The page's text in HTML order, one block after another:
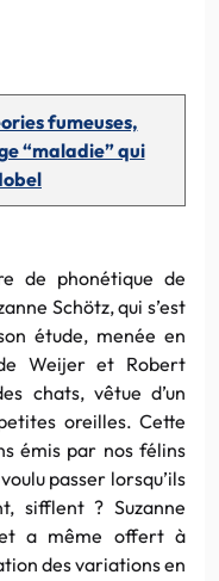
fumeuses,
“maladie” qui
de phonétique de
Schötz, qui s’est
étude, menée en
Weijer et Robert
chats, vêtue d’un
oreilles. Cette
émis par nos félins
passer lorsqu’ils
sifflent ? Suzanne
a même offert à
des variations en